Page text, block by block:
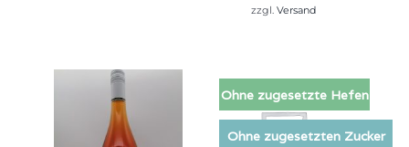
zzgl.Versand
Ohne zugesetzte Hefen
Ohne zugesetzten Zucker